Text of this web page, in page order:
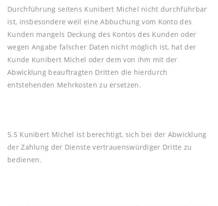
Durchführung seitens Kunibert Michel nicht durchführbar
ist, insbesondere weil eine Abbuchung vom Konto des
Kunden mangels Deckung des Kontos des Kunden oder
wegen Angabe falscher Daten nicht möglich ist, hat der
Kunde Kunibert Michel oder dem von ihm mit der
Abwicklung beauftragten Dritten die hierdurch
entstehenden Mehrkosten zu ersetzen.
5.5 Kunibert Michel ist berechtigt, sich bei der Abwicklung
der Zahlung der Dienste vertrauenswürdiger Dritte zu
bedienen.